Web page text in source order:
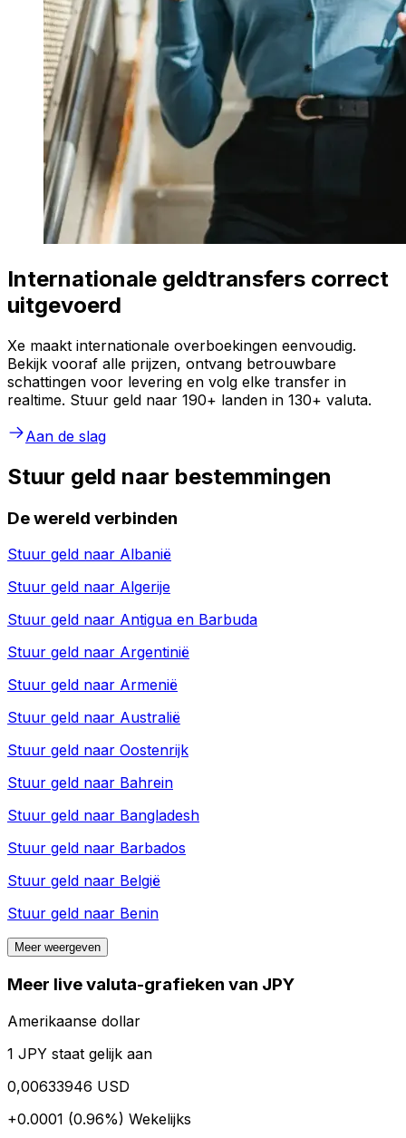
Internationale geldtransfers correct
uitgevoerd
Xe maakt internationale overboekingen eenvoudig.
Bekijk vooraf alle prijzen, ontvang betrouwbare
schattingen voor levering en volg elke transfer in
realtime. Stuur geld naar 190+ landen in 130+ valuta.
Aan de slag
Stuur geld naar bestemmingen
De wereld verbinden
Stuur geld naar Albanië
Stuur geld naar Algerije
Stuur geld naar Antigua en Barbuda
Stuur geld naar Argentinië
Stuur geld naar Armenië
Stuur geld naar Australië
Stuur geld naar Oostenrijk
Stuur geld naar Bahrein
Stuur geld naar Bangladesh
Stuur geld naar Barbados
Stuur geld naar België
Stuur geld naar Benin
Meer weergeven
Meer live valuta-grafieken van JPY
Amerikaanse dollar
1 JPY staat gelijk aan
0,00633946 USD
+0.0001 (0.96%) Wekelijks